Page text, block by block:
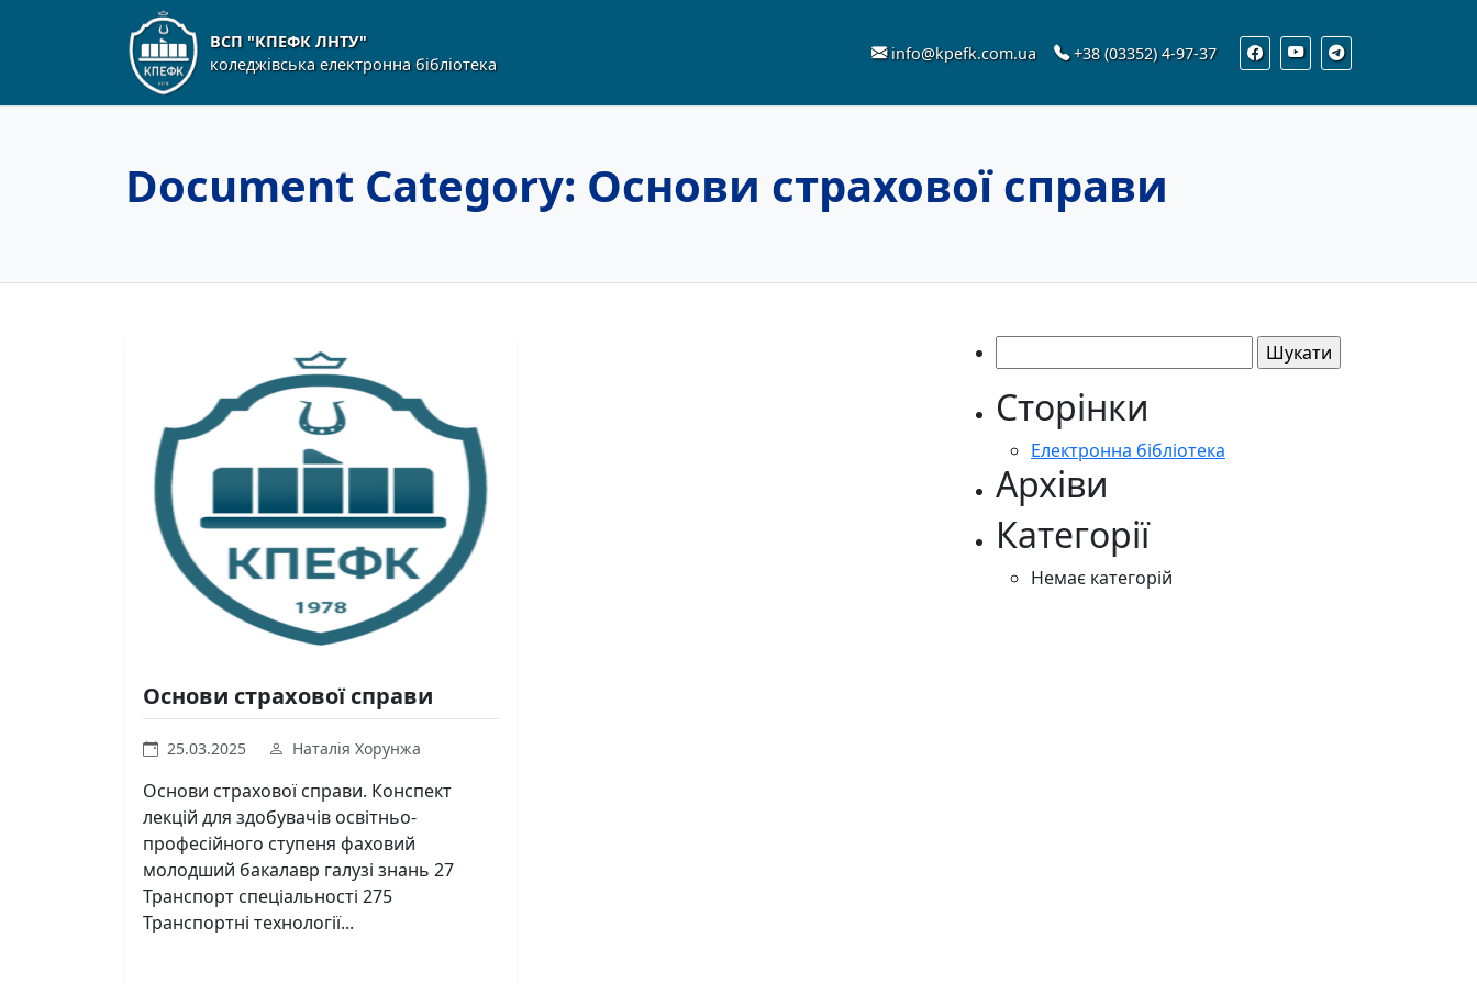
ВСП "КПЕФК ЛНТУ"
коледжівська електронна бібліотека
info@kpefk.com.ua +38 (03352) 4-97-37
Document Category: Основи страхової справи
Основи страхової справи
25.03.2025 Наталія Хорунжа
Основи страхової справи. Конспект
лекцій для здобувачів освітньо-
професійного ступеня фаховий
молодший бакалавр галузі знань 27
Транспорт спеціальності 275
Транспортні технології...
Сторінки
Електронна бібліотека
Архіви
Категорії
Немає категорій